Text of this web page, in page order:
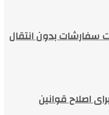
سفارشات بدون انتقال
اصلاح قوانین